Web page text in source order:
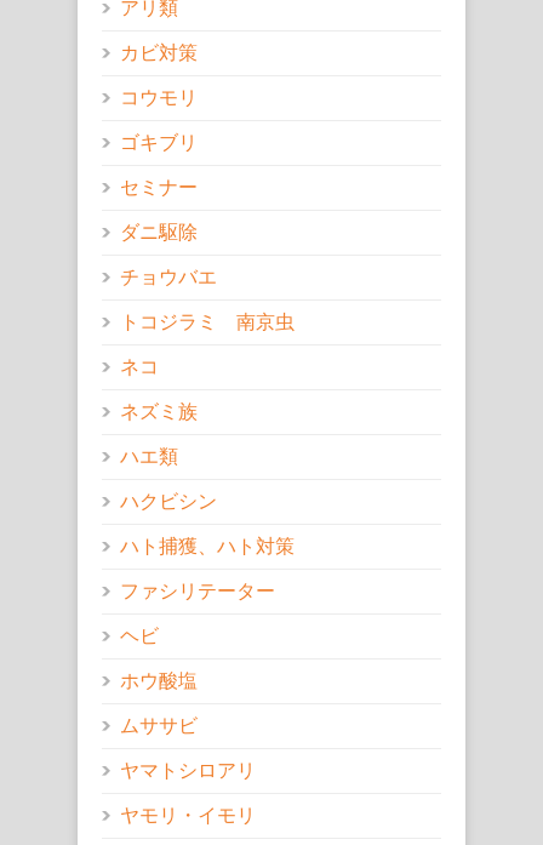
アリ類
カビ対策
コウモリ
ゴキブリ
セミナー
ダニ駆除
チョウバエ
トコジラミ 南京虫
ネコ
ネズミ族
ハエ類
ハクビシン
ハト捕獲、ハト対策
ファシリテーター
ヘビ
ホウ酸塩
ムササビ
ヤマトシロアリ
ヤモリ・イモリ